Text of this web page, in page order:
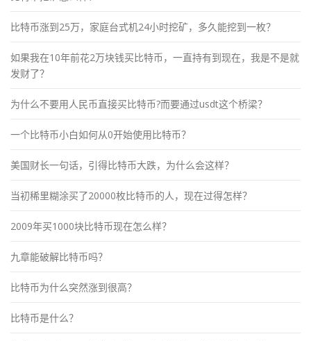
比特币涨到25万，家庭台式机24小时挖矿，多久能挖到一枚？
如果我在10年前花2万块钱买比特币，一直持有到现在，我是不是就
发财了？
为什么不要用人民币直接买比特币?而要通过usdt这个桥梁？
一个比特币小白如何从0开始使用比特币？
美国财长一句话，引得比特币大跌，为什么会这样？
当初稀里糊涂买了20000枚比特币的人，现在过得怎样？
2009年买1000块比特币现在怎么样？
九章能破解比特币吗？
比特币为什么突然涨到很高？
比特币是什么？